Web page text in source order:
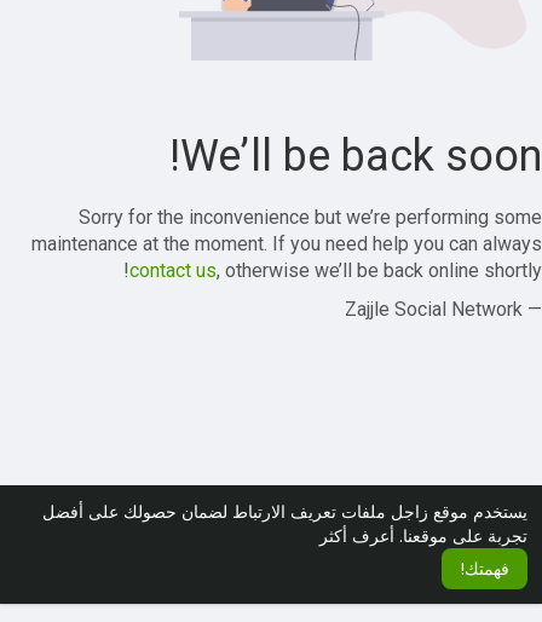
يستخدم موقع زاجل ملفات تعريف الارتباط لضمان حصولك على أفضل
تجربة على موقعنا. أعرف أكثر
فهمتك!
We’ll be back soon!
Sorry for the inconvenience but we’re performing some
maintenance at the moment. If you need help you can always
contact us, otherwise we’ll be back online shortly!
— Zajjle Social Network